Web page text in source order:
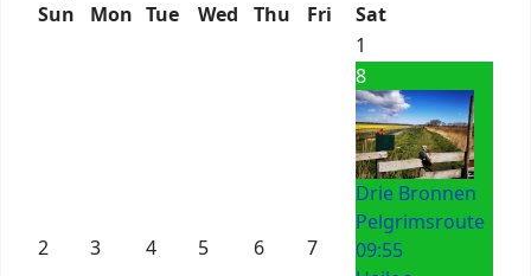
Sun
Mon Tue Wed Thu Fri
Sat
1
2 3 4 5 6 7
8
Drie Bronnen
Pelgrimsroute
09:55